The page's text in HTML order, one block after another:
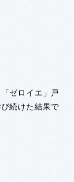
ゼロイエ」戸
続けた結果で